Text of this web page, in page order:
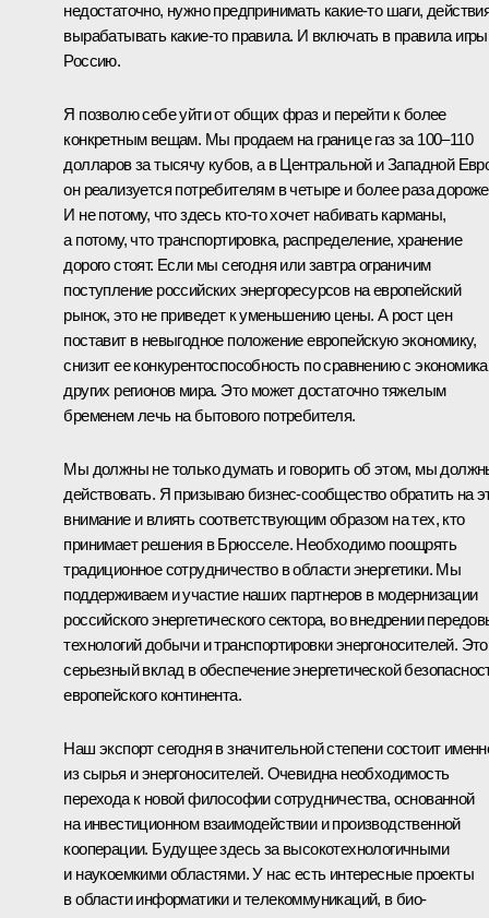
недостаточно, нужно предпринимать какие‑то шаги,
вырабатывать какие‑то правила. И включать в правила игры
Россию.
Я позволю себе уйти от общих фраз и перейти к более
конкретным вещам. Мы продаем на границе газ за 100–110
долларов за тысячу кубов, а в Центральной и Западной
он реализуется потребителям в четыре и более раза
И не потому, что здесь кто‑то хочет набивать карманы,
а потому, что транспортировка, распределение, хранение
дорого стоят. Если мы сегодня или завтра ограничим
поступление российских энергоресурсов на европейский
рынок, это не приведет к уменьшению цены. А рост цен
поставит в невыгодное положение европейскую экономику,
снизит ее конкурентоспособность по сравнению с
других регионов мира. Это может достаточно тяжелым
бременем лечь на бытового потребителя.
Мы должны не только думать и говорить об этом, мы
действовать. Я призываю бизнес-сообщество обратить на
внимание и влиять соответствующим образом на тех, кто
принимает решения в Брюсселе. Необходимо поощрять
традиционное сотрудничество в области энергетики. Мы
поддерживаем и участие наших партнеров в модернизации
российского энергетического сектора, во внедрении
технологий добычи и транспортировки энергоносителей. Это
серьезный вклад в обеспечение энергетической
европейского континента.
Наш экспорт сегодня в значительной степени состоит
из сырья и энергоносителей. Очевидна необходимость
перехода к новой философии сотрудничества, основанной
на инвестиционном взаимодействии и производственной
кооперации. Будущее здесь за высокотехнологичными
и наукоемкими областями. У нас есть интересные проекты
в области информатики и телекоммуникаций, в био-